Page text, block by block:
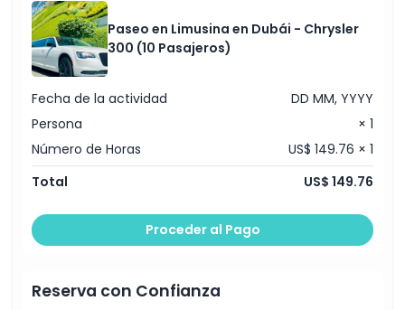
Paseo en Limusina en Dubái - Chrysler
300 (10 Pasajeros)
Fecha de la actividad
DD MM, YYYY
Persona
× 1
Número de Horas
US$ 149.76 × 1
Total
US$ 149.76
Proceder al Pago
Reserva con Confianza